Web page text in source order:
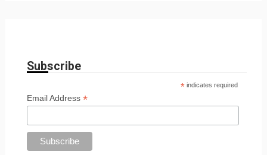
Subscribe
* indicates required
Email Address*